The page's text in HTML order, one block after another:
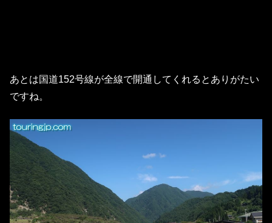
あとは国道152号線が全線で開通してくれるとありがたい
ですね。